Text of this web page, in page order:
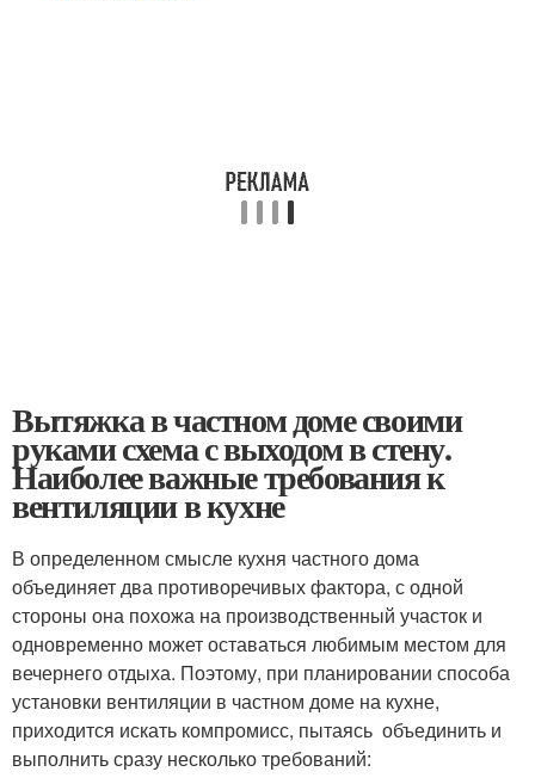
Вытяжка в частном доме своими
руками схема с выходом в стену.
Наиболее важные требования к
вентиляции в кухне
В определенном смысле кухня частного дома
объединяет два противоречивых фактора, с одной
стороны она похожа на производственный участок и
одновременно может оставаться любимым местом для
вечернего отдыха. Поэтому, при планировании способа
установки вентиляции в частном доме на кухне,
приходится искать компромисс, пытаясь объединить и
выполнить сразу несколько требований: